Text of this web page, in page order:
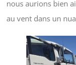
nous aurions bien
au vent dans un